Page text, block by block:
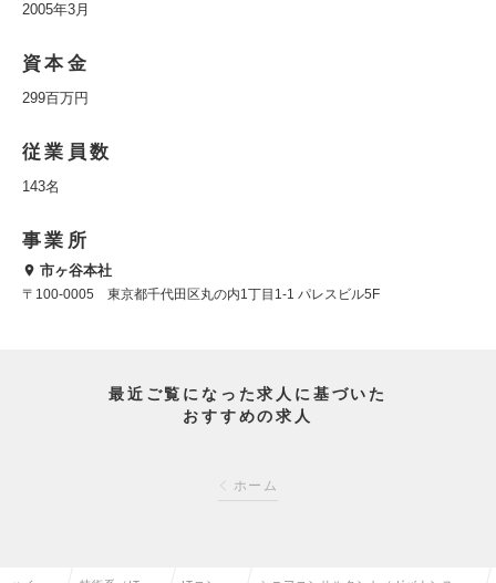
2005年3月
資本金
299百万円
従業員数
143名
事業所
市ヶ谷本社
〒100-0005 東京都千代田区丸の内1丁目1-1 パレスビル5F
最近ご覧になった求人に基づいた
おすすめの求人
ホーム